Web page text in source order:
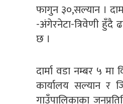
फागुन ३०,सल्यान ।
-अंगेरनेटा-त्रिवेणी हुँदै
छ ।
दार्मा वडा नम्बर ५
कार्यालय सल्यान र
गाउँपालिकाका